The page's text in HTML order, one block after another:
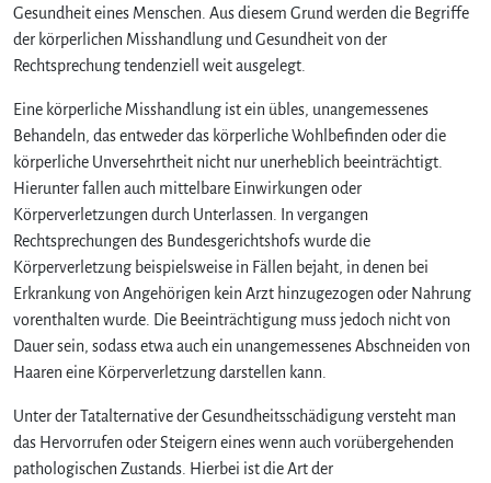
e
t
z
n
g
d
r
c
h
p
s
y
i
h
e
Gesundheit eines Menschen. Aus diesem Grund werden die Begriffe
der körperlichen Misshandlung und Gesundheit von der
Rechtsprechung tendenziell weit ausgelegt.
Eine körperliche Misshandlung ist ein übles, unangemessenes
Behandeln, das entweder das körperliche Wohlbefinden oder die
körperliche Unversehrtheit nicht nur unerheblich beeinträchtigt.
Hierunter fallen auch mittelbare Einwirkungen oder
Körperverletzungen durch Unterlassen. In vergangen
Rechtsprechungen des Bundesgerichtshofs wurde die
Körperverletzung beispielsweise in Fällen bejaht, in denen bei
Erkrankung von Angehörigen kein Arzt hinzugezogen oder Nahrung
vorenthalten wurde. Die Beeinträchtigung muss jedoch nicht von
Dauer sein, sodass etwa auch ein unangemessenes Abschneiden von
Haaren eine Körperverletzung darstellen kann.
Unter der Tatalternative der Gesundheitsschädigung versteht man
das Hervorrufen oder Steigern eines wenn auch vorübergehenden
pathologischen Zustands. Hierbei ist die Art der